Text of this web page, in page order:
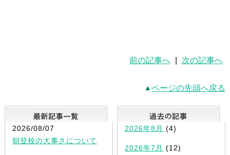
前の記事へ 次の記事へ
ページの先頭へ戻る
最新記事一覧
2026/08/07
朝登校の大事さについて
2026年8月 (4)
2026年7月 (12)